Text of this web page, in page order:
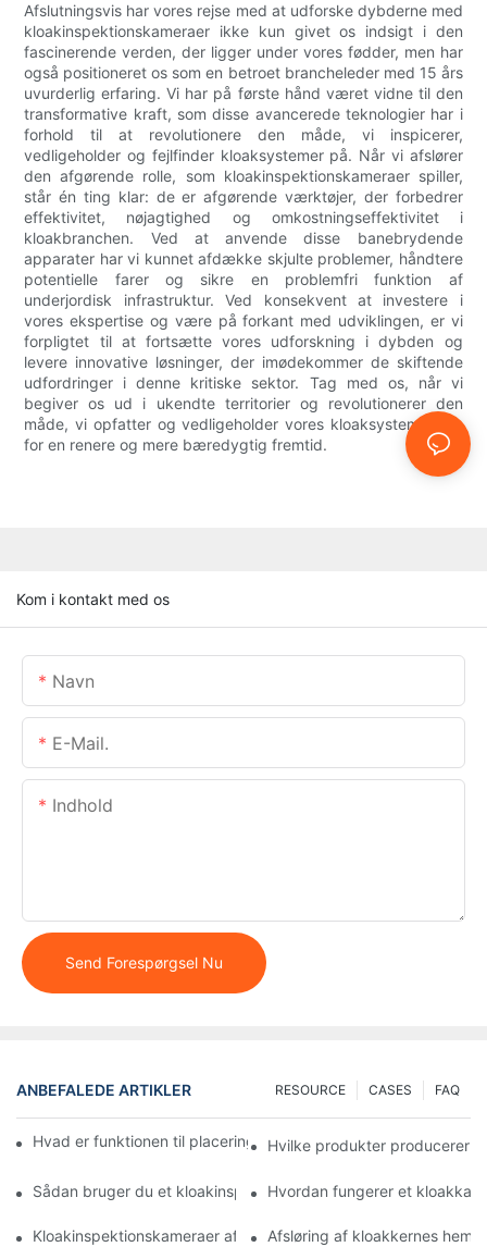
Afslutningsvis har vores rejse med at udforske dybderne med
kloakinspektionskameraer ikke kun givet os indsigt i den
fascinerende verden, der ligger under vores fødder, men har
også positioneret os som en betroet brancheleder med 15 års
uvurderlig erfaring. Vi har på første hånd været vidne til den
transformative kraft, som disse avancerede teknologier har i
forhold til at revolutionere den måde, vi inspicerer,
vedligeholder og fejlfinder kloaksystemer på. Når vi afslører
den afgørende rolle, som kloakinspektionskameraer spiller,
står én ting klar: de er afgørende værktøjer, der forbedrer
effektivitet, nøjagtighed og omkostningseffektivitet i
kloakbranchen. Ved at anvende disse banebrydende
apparater har vi kunnet afdække skjulte problemer, håndtere
potentielle farer og sikre en problemfri funktion af
underjordisk infrastruktur. Ved konsekvent at investere i
vores ekspertise og være på forkant med udviklingen, er vi
forpligtet til at fortsætte vores udforskning i dybden og
levere innovative løsninger, der imødekommer de skiftende
udfordringer i denne kritiske sektor. Tag med os, når vi
begiver os ud i ukendte territorier og revolutionerer den
måde, vi opfatter og vedligeholder vores kloaksystemer på,
for en renere og mere bæredygtig fremtid.
Kom i kontakt med os
Navn
E-Mail.
Indhold
Send Forespørgsel Nu
ANBEFALEDE ARTIKLER FAQ
CASES
RESOURCE
Hvad er funktionen til placering af 512Hz-sondesenderens rør?
Hvilke produkter producerer
Sådan bruger du et kloakinspektionskamera: En trin-for-trin
Hvordan fungerer et
Kloakinspektionskameraer af højeste kvalitet kan købes
Afsløring af kloakkernes